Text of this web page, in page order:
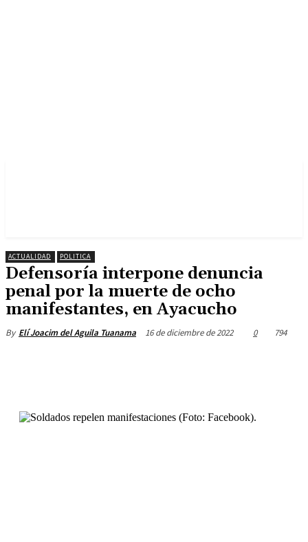
ACTUALIDAD POLITICA
Defensoría interpone denuncia
penal por la muerte de ocho
manifestantes, en Ayacucho
By Elí Joacim del Aguila Tuanama 16 de diciembre de 2022 0 794